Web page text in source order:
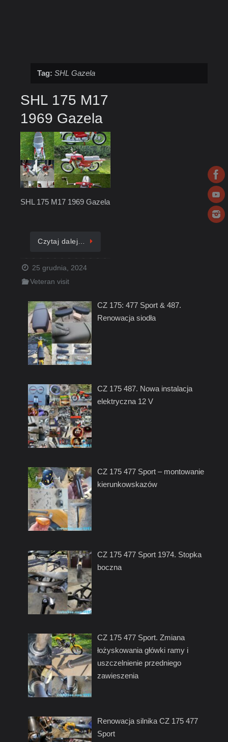
Tag: SHL Gazela
SHL 175 M17
1969 Gazela
SHL 175 M17 1969 Gazela
Czytaj dalej…
25 grudnia, 2024
Veteran visit
CZ 175: 477 Sport & 487.
Renowacja siodła
CZ 175 487. Nowa instalacja
elektryczna 12 V
CZ 175 477 Sport – montowanie
kierunkowskazów
CZ 175 477 Sport 1974. Stopka
boczna
CZ 175 477 Sport. Zmiana
łożyskowania główki ramy i
uszczelnienie przedniego
zawieszenia
Renowacja silnika CZ 175 477
Sport